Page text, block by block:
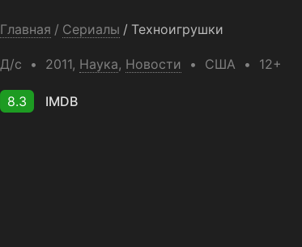
Главная / Сериалы / Техноигрушки
Д/с 2011, Наука, Новости США 12+
8.3 IMDB